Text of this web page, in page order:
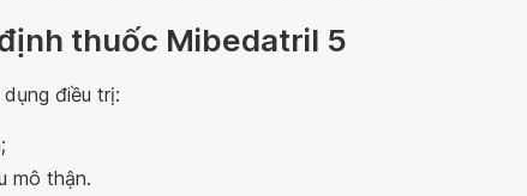
thuốc Mibedatril 5
điều trị:
mô thận.